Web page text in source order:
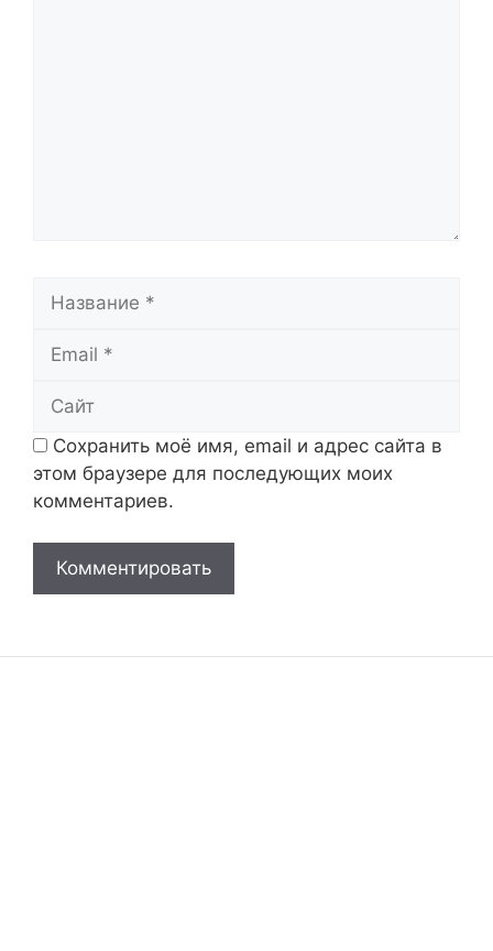
Сохранить моё имя, email и адрес сайта в
этом браузере для последующих моих
комментариев.